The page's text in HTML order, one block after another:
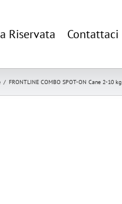
Riservata Contattaci
/ FRONTLINE COMBO SPOT-ON Cane 2-10 kg